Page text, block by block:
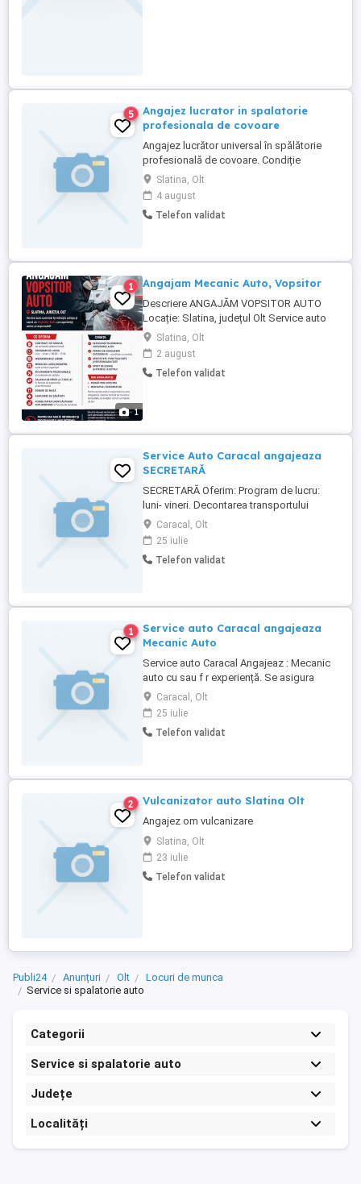
5
Angajez lucrator in spalatorie
profesionala de covoare
Angajez lucrător universal în spălătorie
profesională de covoare. Condiție
obligatorie permis conducere categoria B.
Slatina, Olt
4 august
Telefon validat
1
1 Angajam Mecanic Auto, Vopsitor
Descriere ANGAJĂM VOPSITOR AUTO
Locație: Slatina, județul Olt Service auto
autorizat își mărește echipa și caută un
Vopsitor Auto cu experiență, serios și
responsabil, care își dorește un loc de
muncă stabil într-un mediu profesionist.
Slatina, Olt
2 august
Telefon validat
Service Auto Caracal angajeaza
SECRETARĂ
SECRETARĂ Oferim: Program de lucru:
luni- vineri. Decontarea transportului
pentru persoanele care locuiesc la o
distanță mai mare de 25 km de Caracal.
Salariul se negociază în cadrul interviului.
Relații la telefon:
Caracal, Olt
25 iulie
Telefon validat
1
Service auto Caracal angajeaza
Mecanic Auto
Service auto Caracal Angajeaz : Mecanic
auto cu sau f r experiență. Se asigura
cursuri de formare Se deconteaza
transport pt o distanța mai mare de 25km
de la locul de munc . Salariu se stabileşte
in funcție de experiența . Program lucru:
Caracal, Olt
25 iulie
Telefon validat
2 Vulcanizator auto Slatina Olt
Angajez om vulcanizare
Slatina, Olt
23 iulie
Telefon validat
Publi24 Anunțuri Olt
Locuri de munca
Service si spalatorie auto
Categorii
Service si spalatorie auto
Județe
Localități